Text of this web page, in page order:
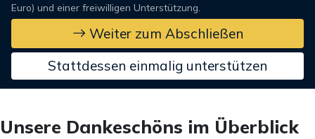
Euro) und einer freiwilligen Unterstützung.
Weiter zum Abschließen
Stattdessen einmalig unterstützen
Unsere Dankeschöns im Überblick